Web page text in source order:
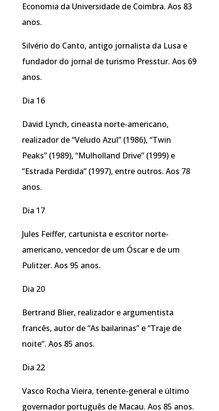
Economia da Universidade de Coimbra. Aos 83
anos.
Silvério do Canto, antigo jornalista da Lusa e
fundador do jornal de turismo Presstur. Aos 69
anos.
Dia 16
David Lynch, cineasta norte-americano,
realizador de “Veludo Azul” (1986), “Twin
Peaks” (1989), “Mulholland Drive” (1999) e
“Estrada Perdida” (1997), entre outros. Aos 78
anos.
Dia 17
Jules Feiffer, cartunista e escritor norte-
americano, vencedor de um Óscar e de um
Pulitzer. Aos 95 anos.
Dia 20
Bertrand Blier, realizador e argumentista
francês, autor de “As bailarinas” e “Traje de
noite”. Aos 85 anos.
Dia 22
Vasco Rocha Vieira, tenente-general e último
governador português de Macau. Aos 85 anos.